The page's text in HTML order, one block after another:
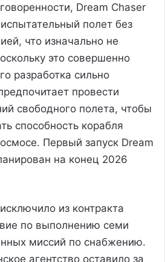
Dream Chaser
полет без
что изначально не
это совершенно
разработка сильно
провести
свободного полета, чтобы
способность корабля
Первый запуск Dream
на конец 2026
из контракта
по выполнению семи
миссий по снабжению.
агентство оставило за